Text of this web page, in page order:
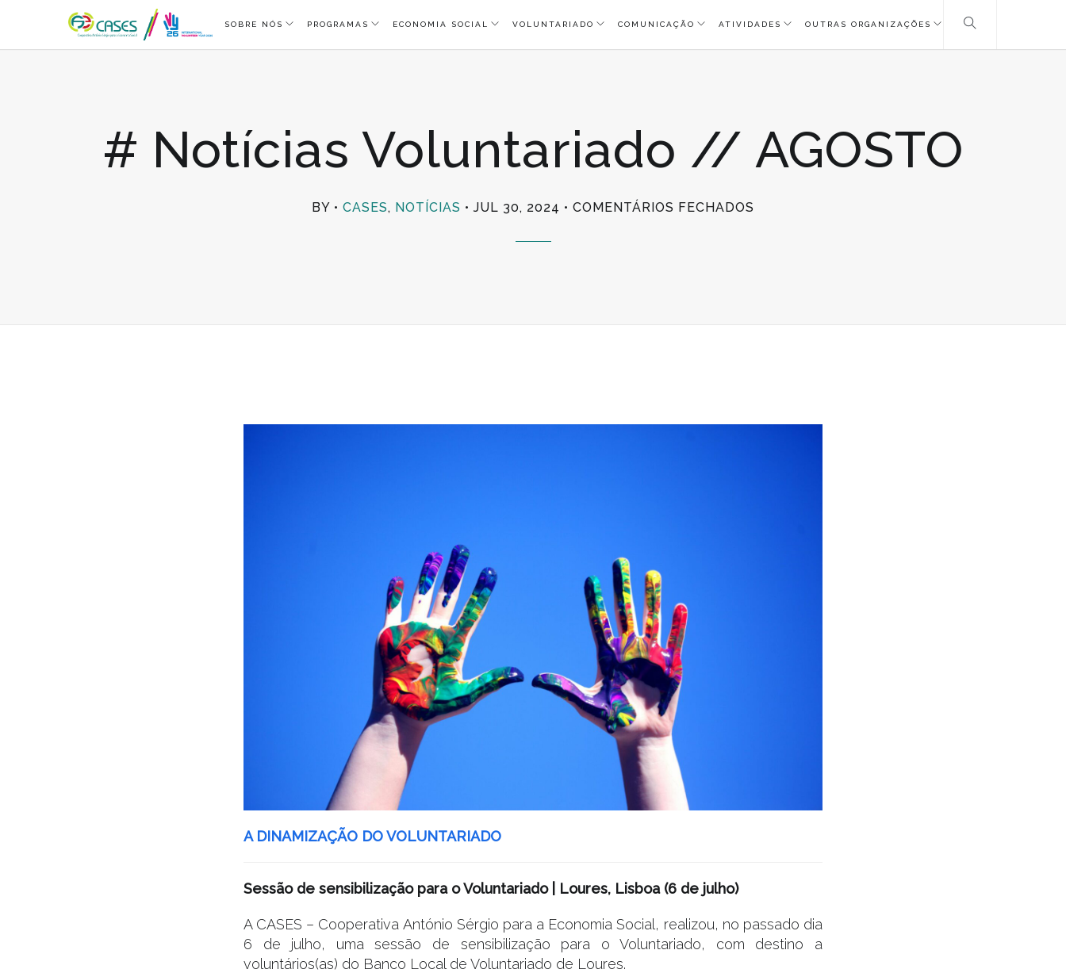
SOBRE NÓS PROGRAMAS ECONOMIA SOCIAL VOLUNTARIADO COMUNICAÇÃO ATIVIDADES OUTRAS ORGANIZAÇÕES
# Notícias Voluntariado // AGOSTO
BY CASES, NOTÍCIAS JUL 30, 2024 COMENTÁRIOS FECHADOS
A DINAMIZAÇÃO DO VOLUNTARIADO
Sessão de sensibilização para o Voluntariado | Loures, Lisboa (6 de julho)
A CASES – Cooperativa António Sérgio para a Economia Social, realizou, no passado dia
6 de julho, uma sessão de sensibilização para o Voluntariado, com destino a
voluntários(as) do Banco Local de Voluntariado de Loures.